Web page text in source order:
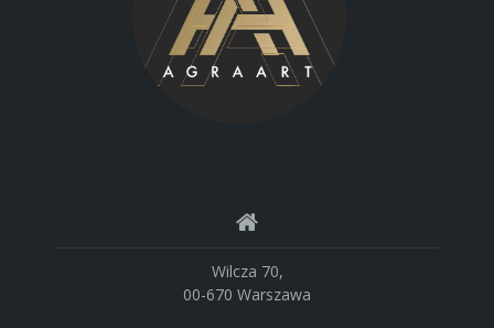
Wilcza 70,
00-670 Warszawa